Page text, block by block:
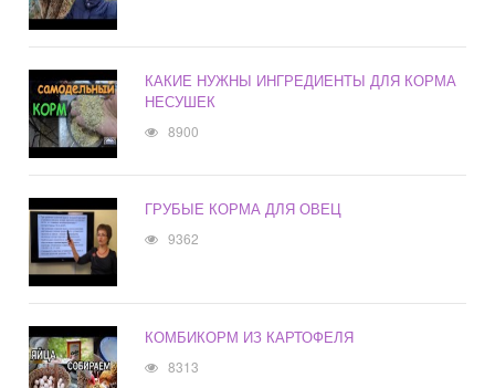
КАКИЕ НУЖНЫ ИНГРЕДИЕНТЫ ДЛЯ КОРМА
НЕСУШЕК
8900
ГРУБЫЕ КОРМА ДЛЯ ОВЕЦ
9362
КОМБИКОРМ ИЗ КАРТОФЕЛЯ
8313